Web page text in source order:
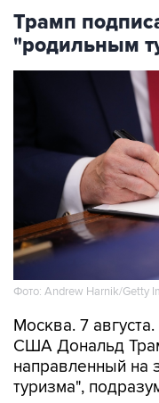
Трамп
"родильным
Фото: Andrew Harnik/Getty
Москва. 7
США Дональд
направленный на
туризма",